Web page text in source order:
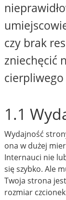
czy brak
zniechęcić
1.1
Wydajność
ona w dużej
Internauci nie
się szybko. Ale
Twoja strona
rozmiar